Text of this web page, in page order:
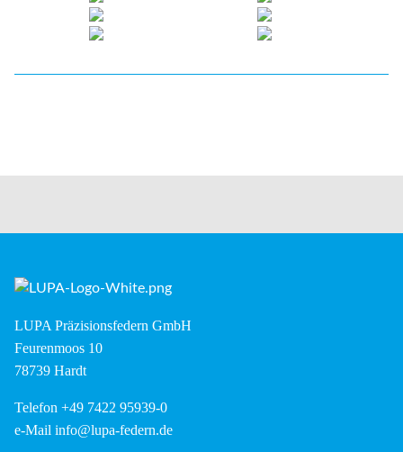
LUPA Präzisionsfedern GmbH
Feurenmoos 10
78739 Hardt
Telefon +49 7422 95939-0
e-Mail info@lupa-federn.de